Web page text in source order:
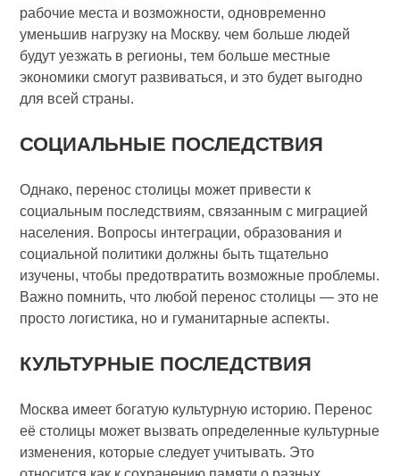
рабочие места и возможности, одновременно
уменьшив нагрузку на Москву. чем больше людей
будут уезжать в регионы, тем больше местные
экономики смогут развиваться, и это будет выгодно
для всей страны.
СОЦИАЛЬНЫЕ ПОСЛЕДСТВИЯ
Однако, перенос столицы может привести к
социальным последствиям, связанным с миграцией
населения. Вопросы интеграции, образования и
социальной политики должны быть тщательно
изучены, чтобы предотвратить возможные проблемы.
Важно помнить, что любой перенос столицы — это не
просто логистика, но и гуманитарные аспекты.
КУЛЬТУРНЫЕ ПОСЛЕДСТВИЯ
Москва имеет богатую культурную историю. Перенос
её столицы может вызвать определенные культурные
изменения, которые следует учитывать. Это